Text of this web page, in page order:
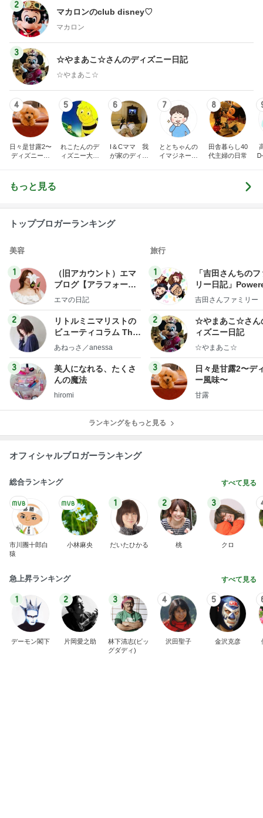
2
マカロンのclub disney♡
マカロン
3
☆やまあこ☆さんのディズニー日記
☆やまあこ☆
4
日々是甘露2〜
ディズニー風
5
れこたんのデ
ィズニー大好
6
I＆Cママ 我
が家のディズ
7
ととちゃんの
イマジネーシ
8
田舎暮らし40
代主婦の日常
もっと見る
トップブロガーランキング
美容
1
（旧アカウント）エマ
ブログ【アラフォー会
社売却セカンドライ
エマの日記
2
リトルミニマリストの
ビューティコラム The
little minimalist's bea
あねっさ／anessa
3
美人になれる、たくさ
んの魔法
hiromi
旅行
1
「吉田さんちの
リー日記」
y Ameba 吉田さ
ログ
吉田さんファミリー
2
☆やまあこ☆さん
ィズニー日記
☆やまあこ☆
3
日々是甘露2〜デ
ー風味〜
甘露
ランキングをもっと見る
オフィシャルブロガーランキング
総合ランキング すべて見る
市川團十郎白
猿
小林麻央
1
だいたひかる
2
桃
3
クロ
急上昇ランキング すべて見る
1
デーモン閣下
2
片岡愛之助
3
林下清志(ビッ
グダディ)
4
沢田聖子
5
金沢克彦